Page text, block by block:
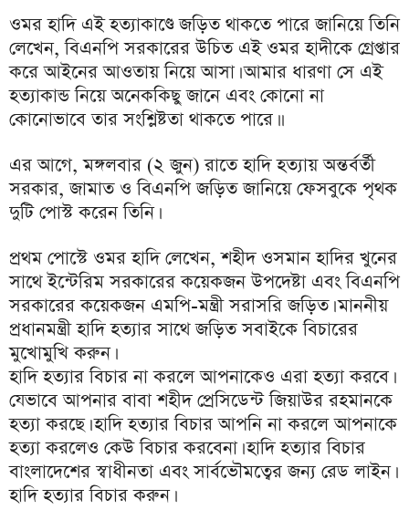
ওমর হাদি এই হত্যাকাণ্ডে জড়িত থাকতে পারে জানিয়ে তিনি
লেখেন, বিএনপি সরকারের উচিত এই ওমর হাদীকে গ্রেপ্তার
করে আইনের আওতায় নিয়ে আসা। আমার ধারণা সে এই
হত্যাকান্ড নিয়ে অনেককিছু জানে এবং কোনো না
কোনোভাবে তার সংশ্লিষ্টতা থাকতে পারে।।
এর আগে, মঙ্গলবার (২ জুন) রাতে হাদি হত্যায় অন্তর্বর্তী
সরকার, জামাত ও বিএনপি জড়িত জানিয়ে ফেসবুকে পৃথক
দুটি পোস্ট করেন তিনি।
প্রথম পোস্টে ওমর হাদি লেখেন, শহীদ ওসমান হাদির খুনের
সাথে ইন্টেরিম সরকারের কয়েকজন উপদেষ্টা এবং বিএনপি
সরকারের কয়েকজন এমপি-মন্ত্রী সরাসরি জড়িত। মাননীয়
প্রধানমন্ত্রী হাদি হত্যার সাথে জড়িত সবাইকে বিচারের
মুখোমুখি করুন।
হাদি হত্যার বিচার না করলে আপনাকেও এরা হত্যা করবে।
যেভাবে আপনার বাবা শহীদ প্রেসিডেন্ট জিয়াউর রহমানকে
হত্যা করছে। হাদি হত্যার বিচার আপনি না করলে আপনাকে
হত্যা করলেও কেউ বিচার করবেনা। হাদি হত্যার বিচার
বাংলাদেশের স্বাধীনতা এবং সার্বভৌমত্বের জন্য রেড লাইন।
হাদি হত্যার বিচার করুন।